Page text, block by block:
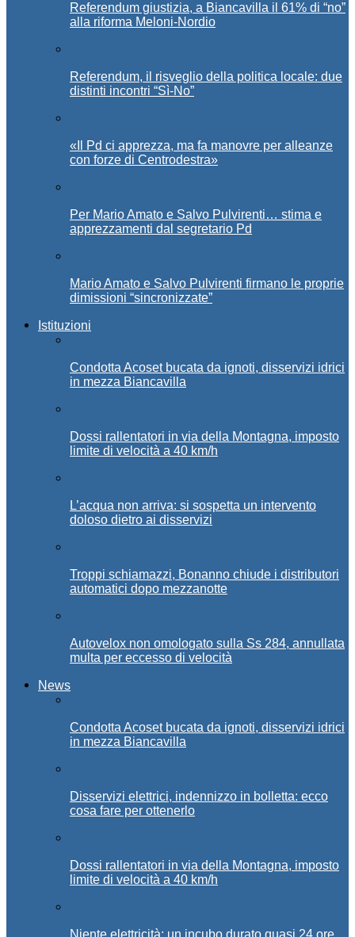
Referendum giustizia, a Biancavilla il 61% di “no”
alla riforma Meloni-Nordio
Referendum, il risveglio della politica locale: due
distinti incontri “Sì-No”
«Il Pd ci apprezza, ma fa manovre per alleanze
con forze di Centrodestra»
Per Mario Amato e Salvo Pulvirenti… stima e
apprezzamenti dal segretario Pd
Mario Amato e Salvo Pulvirenti firmano le proprie
dimissioni “sincronizzate”
Istituzioni
Condotta Acoset bucata da ignoti, disservizi idrici
in mezza Biancavilla
Dossi rallentatori in via della Montagna, imposto
limite di velocità a 40 km/h
L’acqua non arriva: si sospetta un intervento
doloso dietro ai disservizi
Troppi schiamazzi, Bonanno chiude i distributori
automatici dopo mezzanotte
Autovelox non omologato sulla Ss 284, annullata
multa per eccesso di velocità
News
Condotta Acoset bucata da ignoti, disservizi idrici
in mezza Biancavilla
Disservizi elettrici, indennizzo in bolletta: ecco
cosa fare per ottenerlo
Dossi rallentatori in via della Montagna, imposto
limite di velocità a 40 km/h